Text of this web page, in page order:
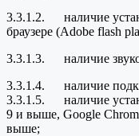
3.3.1.2. наличие
браузере (Adobe flash
3.3.1.3. наличие
3.3.1.4. наличие
3.3.1.5. наличие
9 и выше, Google
выше;